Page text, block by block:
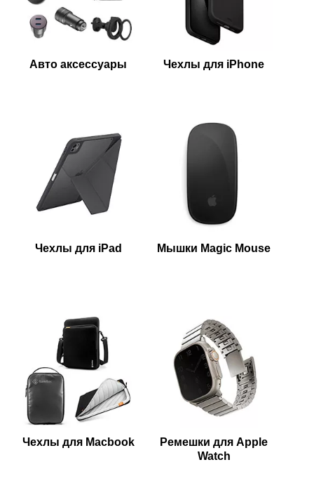
Авто аксессуары Чехлы для iPhone
Чехлы для iPad Мышки Magic Mouse
Чехлы для Macbook
Ремешки для Apple
Watch